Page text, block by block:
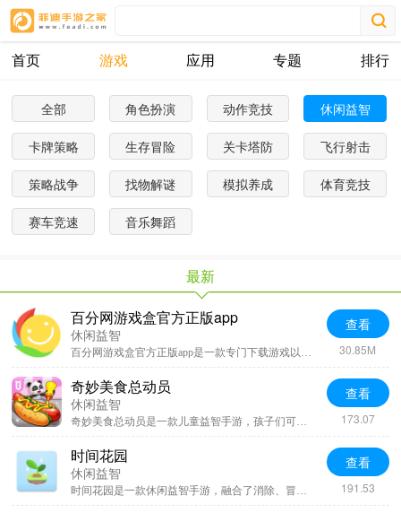
首页 游戏 应用 专题 排行
全部 角色扮演 动作竞技 休闲益智
卡牌策略 生存冒险 关卡塔防 飞行射击
策略战争 找物解谜 模拟养成 体育竞技
赛车竞速 音乐舞蹈
最新
百分网游戏盒官方正版app
休闲益智
百分网游戏盒官方正版app是一款专门下载游戏以及软件的平台，该平台内有着许多的单机破解版游戏，或者是主流的游戏都是可以轻松的下载，给用户提供大量的网游以及游戏礼包，每日都可以了解到游戏的资讯，并且也不会让用户出现游戏荒。各种类型游戏应有尽有随意体验。觉得这款游戏平台还不错的用户可以尝试下载。
查看
30.85M
奇妙美食总动员
休闲益智
奇妙美食总动员是一款儿童益智手游，孩子们可以在游戏中体验美食制作的全过程。游戏包含10种以上美食和30多种益智机关，旨在培养孩子们的动手能力和创造力。通过游戏，孩子们不仅可以增长见识，还能享受制作美食的乐趣。快来开启一次充满想象的美食之旅吧！
查看
173.07
时间花园
休闲益智
时间花园是一款休闲益智手游，融合了消除、冒险和挑战等元素。游戏中，玩家将跟随小女孩露露进入神秘花园，通过消除花朵、收集时之金币来挑战时之怪兽。游戏特色包含精美的时间之花、别具一格的成长设定和丰富多彩的关卡设计，为玩家带来前所未有的游戏体验。
查看
191.53